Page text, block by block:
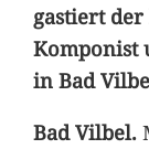
gastiert der
Komponist
in Bad
Bad Vilbel.